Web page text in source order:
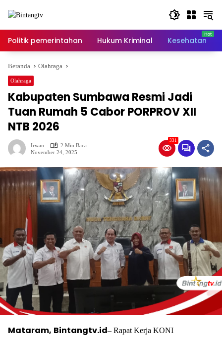
Politik pemerintahan Hukum Kriminal Kesehatan
Beranda Olahraga
Olahraga
Kabupaten Sumbawa Resmi Jadi
Tuan Rumah 5 Cabor PORPROV XII
NTB 2026
Irwan
2 Min Baca
November 24, 2025
331
Mataram, Bintangtv.id– Rapat Kerja KONI